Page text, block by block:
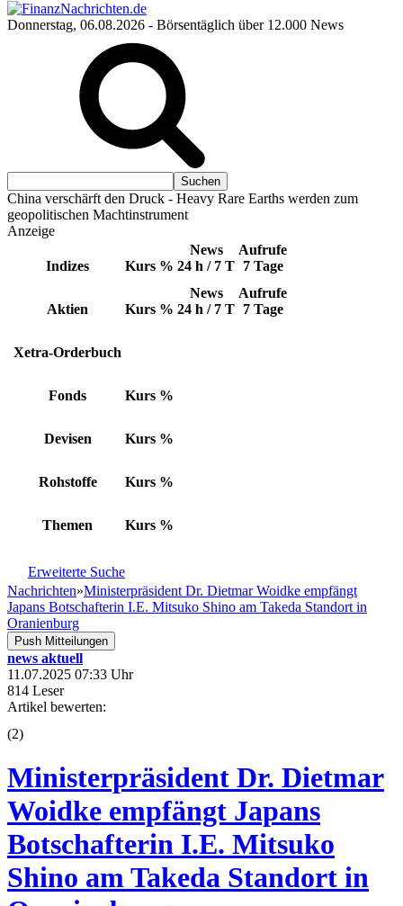
Donnerstag, 06.08.2026 - Börsentäglich über 12.000 News
China verschärft den Druck - Heavy Rare Earths werden zum
geopolitischen Machtinstrument
Anzeige
Indizes Kurs %
News
24 h / 7 T
Aufrufe
7 Tage
Aktien Kurs %
News
24 h / 7 T
Aufrufe
7 Tage
Xetra-Orderbuch
Fonds Kurs %
Devisen Kurs %
Rohstoffe Kurs %
Themen Kurs %
Erweiterte Suche
Nachrichten»Ministerpräsident Dr. Dietmar Woidke empfängt
Japans Botschafterin I.E. Mitsuko Shino am Takeda Standort in
Oranienburg
Push Mitteilungen
news aktuell
11.07.2025 07:33 Uhr
814 Leser
Artikel bewerten:
(2)
Ministerpräsident Dr. Dietmar
Woidke empfängt Japans
Botschafterin I.E. Mitsuko
Shino am Takeda Standort in